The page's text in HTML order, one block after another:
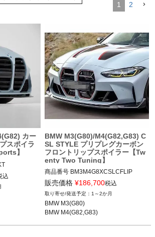
1 2
カー
スポイラ
】
込
BMW M3(G80)/M4(G82,G83) C
SL STYLE プリプレグカーボン
フロントリップスポイラー【Tw
enty Two Tuning】
商品番号 BM3M4G8XCSLCFLIP
BM3M4G8xCSLCFLIP
12TTT"BMW M3/M4 (G80/G82/G83) C
SL STYLE CARBON FIBRE FRONT LI
P SPOILER"
販売価格 ¥186,700税込
1～2か月
BMW M3(G80)
BMW M4(G82,G83)